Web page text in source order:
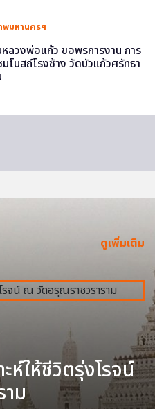
พมหานครฯ
หลวงพ่อแก้ว ขอพรการงาน การ
มโบสถ์โรงช้าง วัดบัวแก้วศรัทธา
ดูเพิ่มเติม
ะห์ให้ชีวิตรุ่งโรจน์
ม